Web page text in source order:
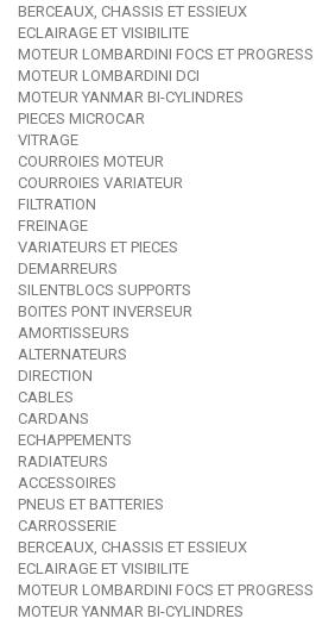
BERCEAUX, CHASSIS ET ESSIEUX
ECLAIRAGE ET VISIBILITE
MOTEUR LOMBARDINI FOCS ET PROGRESS
MOTEUR LOMBARDINI DCI
MOTEUR YANMAR BI-CYLINDRES
PIECES MICROCAR
VITRAGE
COURROIES MOTEUR
COURROIES VARIATEUR
FILTRATION
FREINAGE
VARIATEURS ET PIECES
DEMARREURS
SILENTBLOCS SUPPORTS
BOITES PONT INVERSEUR
AMORTISSEURS
ALTERNATEURS
DIRECTION
CABLES
CARDANS
ECHAPPEMENTS
RADIATEURS
ACCESSOIRES
PNEUS ET BATTERIES
CARROSSERIE
BERCEAUX, CHASSIS ET ESSIEUX
ECLAIRAGE ET VISIBILITE
MOTEUR LOMBARDINI FOCS ET PROGRESS
MOTEUR YANMAR BI-CYLINDRES